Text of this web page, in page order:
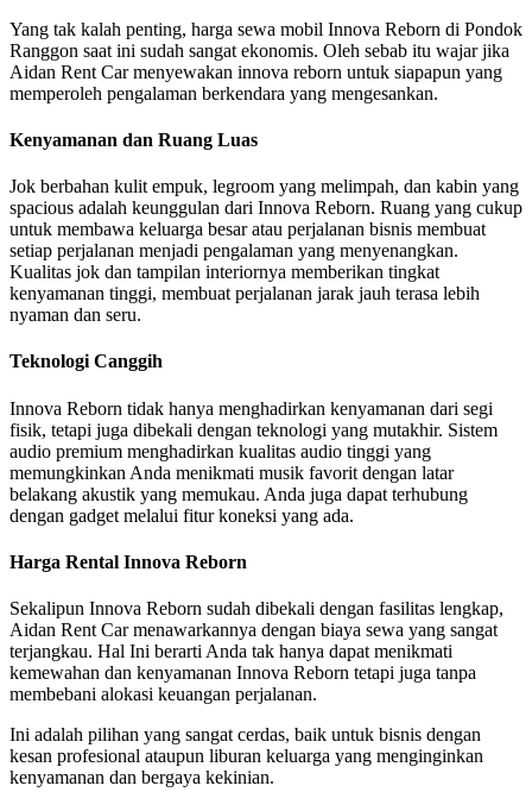
Yang tak kalah penting, harga sewa mobil Innova Reborn di Pondok
Ranggon saat ini sudah sangat ekonomis. Oleh sebab itu wajar jika
Aidan Rent Car menyewakan innova reborn untuk siapapun yang
memperoleh pengalaman berkendara yang mengesankan.
Kenyamanan dan Ruang Luas
Jok berbahan kulit empuk, legroom yang melimpah, dan kabin yang
spacious adalah keunggulan dari Innova Reborn. Ruang yang cukup
untuk membawa keluarga besar atau perjalanan bisnis membuat
setiap perjalanan menjadi pengalaman yang menyenangkan.
Kualitas jok dan tampilan interiornya memberikan tingkat
kenyamanan tinggi, membuat perjalanan jarak jauh terasa lebih
nyaman dan seru.
Teknologi Canggih
Innova Reborn tidak hanya menghadirkan kenyamanan dari segi
fisik, tetapi juga dibekali dengan teknologi yang mutakhir. Sistem
audio premium menghadirkan kualitas audio tinggi yang
memungkinkan Anda menikmati musik favorit dengan latar
belakang akustik yang memukau. Anda juga dapat terhubung
dengan gadget melalui fitur koneksi yang ada.
Harga Rental Innova Reborn
Sekalipun Innova Reborn sudah dibekali dengan fasilitas lengkap,
Aidan Rent Car menawarkannya dengan biaya sewa yang sangat
terjangkau. Hal Ini berarti Anda tak hanya dapat menikmati
kemewahan dan kenyamanan Innova Reborn tetapi juga tanpa
membebani alokasi keuangan perjalanan.
Ini adalah pilihan yang sangat cerdas, baik untuk bisnis dengan
kesan profesional ataupun liburan keluarga yang menginginkan
kenyamanan dan bergaya kekinian.